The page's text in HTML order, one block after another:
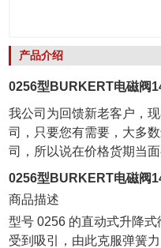
产品介绍
0256型BURKERT电磁阀
我公司为回馈新老客户，
司，只要您有需要，大多
司，所以说在价格货期当
0256型BURKERT电磁阀
商品描述
型号 0256 的直动式升降
受到吸引，由此克服弹簧